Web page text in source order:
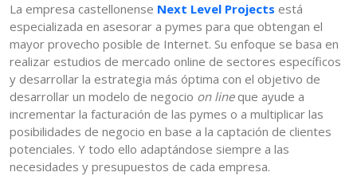
La empresa castellonense Next Level Projects está
especializada en asesorar a pymes para que obtengan el
mayor provecho posible de Internet. Su enfoque se basa en
realizar estudios de mercado online de sectores específicos
y desarrollar la estrategia más óptima con el objetivo de
desarrollar un modelo de negocio on lineque ayude a
incrementar la facturación de las pymes o a multiplicar las
posibilidades de negocio en base a la captación de clientes
potenciales. Y todo ello adaptándose siempre a las
necesidades y presupuestos de cada empresa.